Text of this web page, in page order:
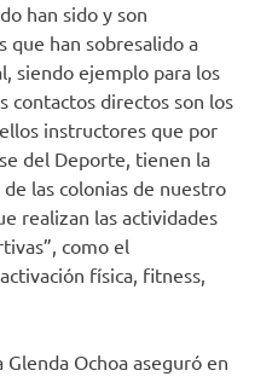
han sido y son
que han sobresalido a
siendo ejemplo para los
contactos directos son los
instructores que por
del Deporte, tienen la
las colonias de nuestro
realizan las actividades
como el
física, fitness,
Ochoa aseguró en